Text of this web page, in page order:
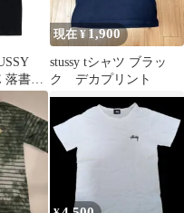
書き
能デ
ゆった
女兼
現在 ¥ 1,900
stussy tシャツ ブラッ
ク デカプリント